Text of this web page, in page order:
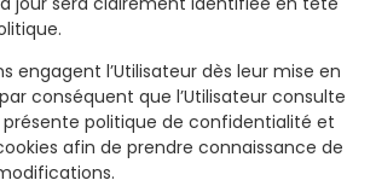
engagent l’Utilisateur dès leur mise en
conséquent que l’Utilisateur consulte
politique de confidentialité et
afin de prendre connaissance de